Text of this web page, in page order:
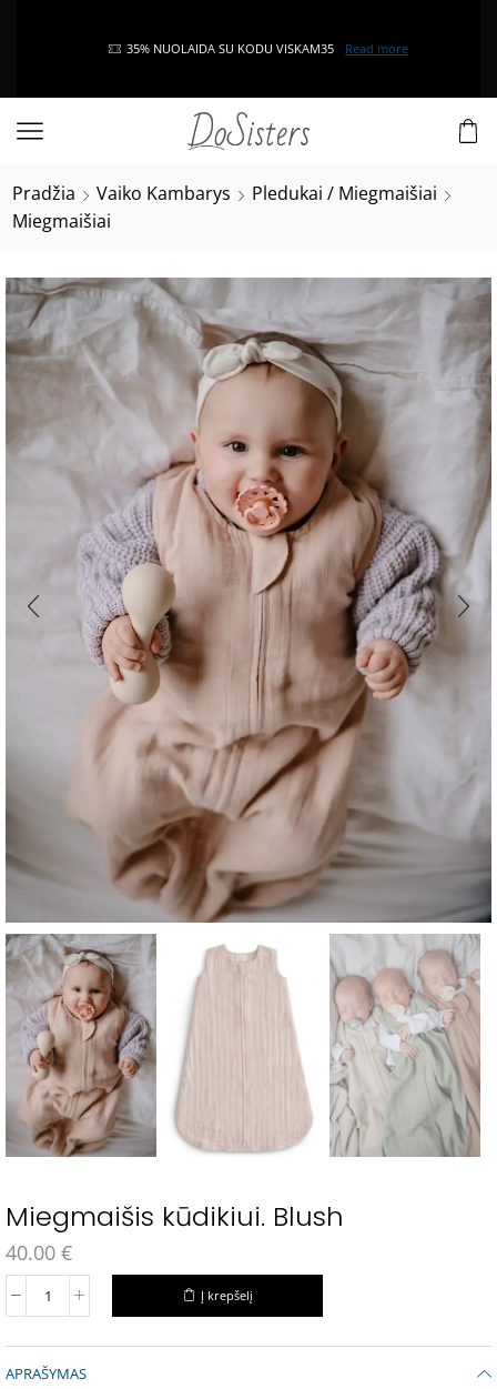
35% NUOLAIDA SU KODU VISKAM35 Read more
Pradžia Vaiko Kambarys
Pledukai / Miegmaišiai
Miegmaišiai
Miegmaišis kūdikiui. Blush
40.00 €
Į krepšelį
APRAŠYMAS